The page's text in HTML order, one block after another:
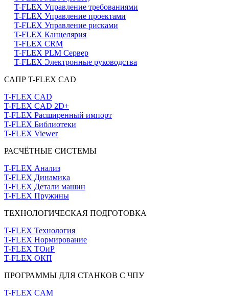
T-FLEX Управление требованиями
T-FLEX Управление проектами
T-FLEX Управление рисками
T-FLEX Канцелярия
T-FLEX CRM
T-FLEX PLM Сервер
T-FLEX Электронные руководства
САПР T-FLEX CAD
T-FLEX CAD
T-FLEX CAD 2D+
T-FLEX Расширенный импорт
T-FLEX Библиотеки
T-FLEX Viewer
РАСЧЁТНЫЕ СИСТЕМЫ
T-FLEX Анализ
T-FLEX Динамика
T-FLEX Детали машин
T-FLEX Пружины
ТЕХНОЛОГИЧЕСКАЯ ПОДГОТОВКА
T-FLEX Технология
T-FLEX Нормирование
T-FLEX ТОиР
T-FLEX ОКП
ПРОГРАММЫ ДЛЯ СТАНКОВ С ЧПУ
T-FLEX CAM